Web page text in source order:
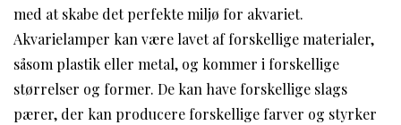
med at skabe det perfekte miljø for akvariet.
Akvarielamper kan være lavet af forskellige materialer,
såsom plastik eller metal, og kommer i forskellige
størrelser og former. De kan have forskellige slags
pærer, der kan producere forskellige farver og styrker